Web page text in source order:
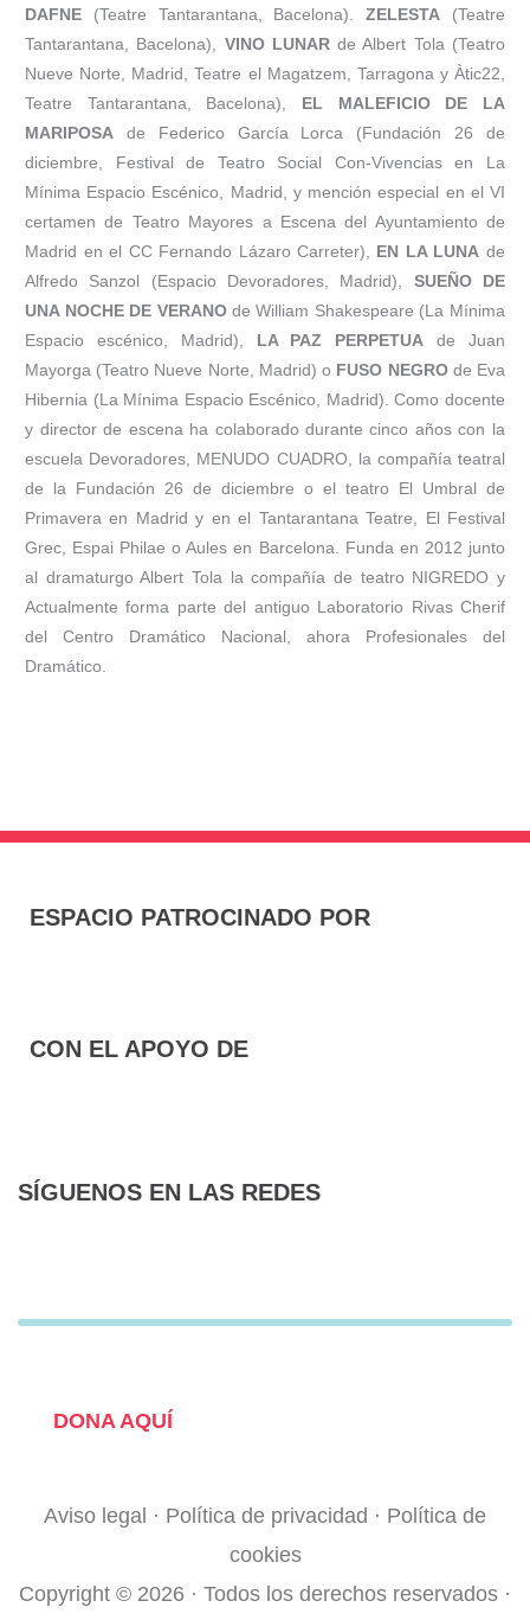
DAFNE (Teatre Tantarantana, Bacelona).ZELESTA (Teatre
Tantarantana, Bacelona), VINO LUNARde Albert Tola (Teatro
Nueve Norte, Madrid, Teatre el Magatzem, Tarragona y Àtic22,
Teatre Tantarantana, Bacelona), EL MALEFICIO DE LA
MARIPOSA de Federico García Lorca (Fundación 26 de
diciembre, Festival de Teatro Social Con-Vivencias en La
Mínima Espacio Escénico, Madrid, y mención especial en el VI
certamen de Teatro Mayores a Escena del Ayuntamiento de
Madrid en el CC Fernando Lázaro Carreter), EN LA LUNA de
Alfredo Sanzol (Espacio Devoradores, Madrid), SUEÑO DE
UNA NOCHE DE VERANOde William Shakespeare (La Mínima
Espacio escénico, Madrid), LA PAZ PERPETUA de Juan
Mayorga (Teatro Nueve Norte, Madrid) o FUSO NEGROde Eva
Hibernia (La Mínima Espacio Escénico, Madrid). Como docente
y director de escena ha colaborado durante cinco años con la
escuela Devoradores, MENUDO CUADRO, la compañía teatral
de la Fundación 26 de diciembre o el teatro El Umbral de
Primavera en Madrid y en el Tantarantana Teatre, El Festival
Grec, Espai Philae o Aules en Barcelona. Funda en 2012 junto
al dramaturgo Albert Tola la compañía de teatro NIGREDO y
Actualmente forma parte del antiguo Laboratorio Rivas Cherif
del Centro Dramático Nacional, ahora Profesionales del
Dramático.
ESPACIO PATROCINADO POR
CON EL APOYO DE
SÍGUENOS EN LAS REDES
c
o
-
i
e
s
a
m
DONA AQUÍ
Aviso legal · Política de privacidad · Política de
cookies
Copyright © 2026 · Todos los derechos reservados ·